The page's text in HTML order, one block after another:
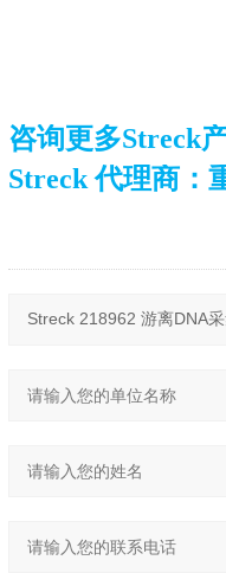
咨询更多Streck
Streck 代理商：